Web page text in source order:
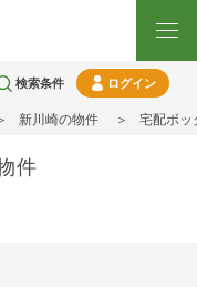
検索条件 ログイン
新川崎の物件 宅配ボッ
件